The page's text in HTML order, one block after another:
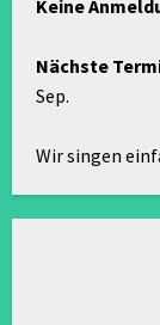
Keine
Nächste
Sep.
Wir singen